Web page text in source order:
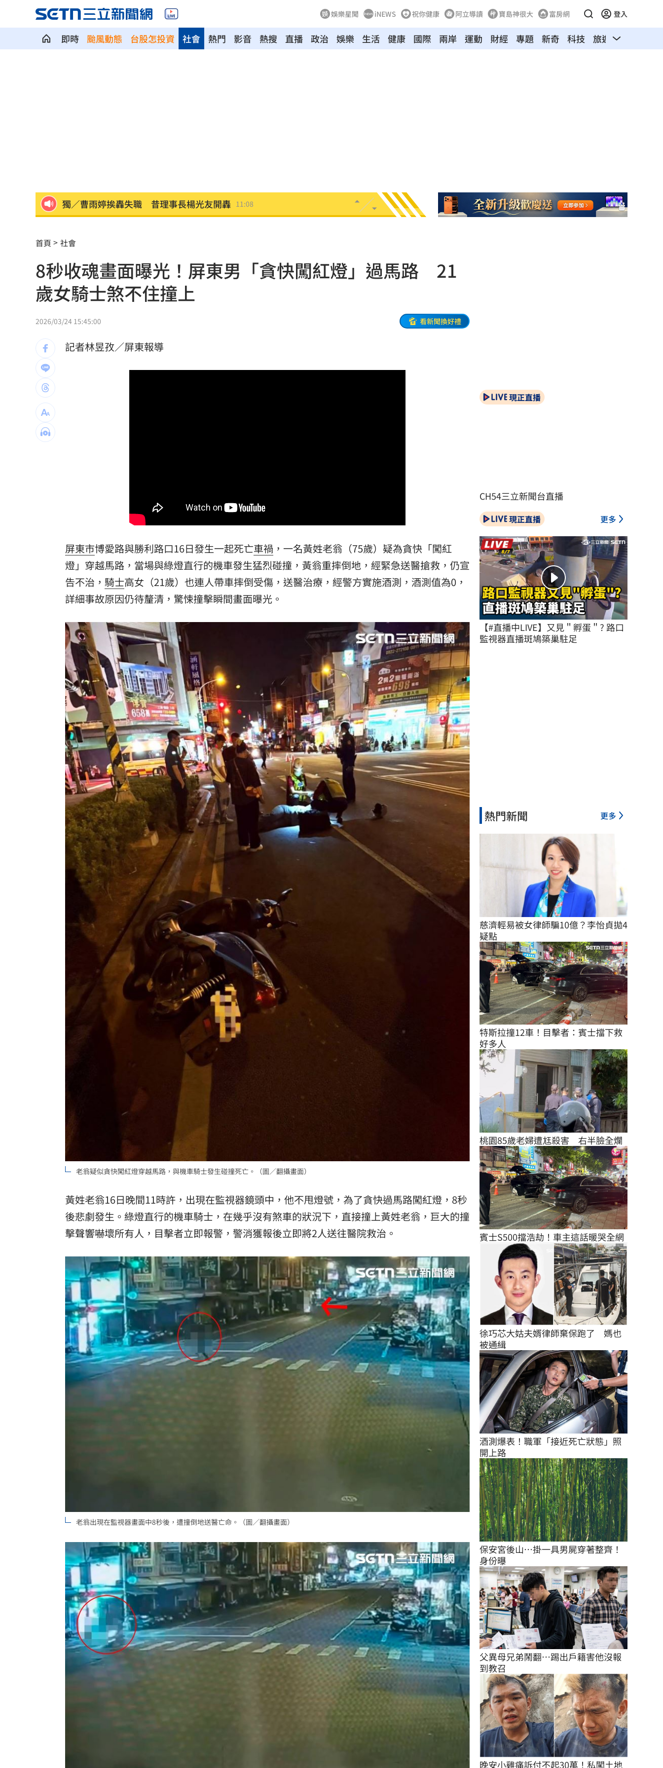
娛樂星聞 iNEWS 祝你健康 阿立導讀 寶島神很大 富房網 登入
即時 颱風動態 台股怎投資 熱門 影音 熱搜 直播 政治
社會 娛樂 生活 健康 國際 兩岸 運動 財經 專題 新奇 科技 旅遊 汽車
綠5戰將推父親節影音 他遭賴清德吐槽
快移車！新北高灘地「這時間」強制拖吊 11:18
獨／曹雨婷挨轟失職 昔理事長楊光友開轟 11:08
韓足協爆性招待外籍裁判！7場比賽5勝2和
本土女星遭經紀人侵犯 他反嗆：沒伸舌頭 11:05
他沒異狀卻動脈硬化！醫示警：8類人小心
全國首創「高溫微型保險」 台南7月試辦
明知疫苗採購難！沈伯洋嗆蔣萬安造謠
商場戰國來臨 台中「頂奢大道」逐漸成形
「拍片人的多重宇宙」職涯論壇9/12登場！ 10:30
8國球員齊聚高雄 Formosa 7s掀足球熱潮 10:00
理想混蛋號召粉絲跨海追星吃美食！ 18:15
首頁 社會
8秒收魂畫面曝光！屏東男「貪快闖紅燈」過馬路 21
歲女騎士煞不住撞上
2026/03/24 15:45:00 看新聞換好禮
記者林昱孜／屏東報導
屏東市博愛路與勝利路口16日發生一起死亡車禍 ，一名黃姓老翁（75歲）疑為貪快「闖紅
燈」穿越馬路，當場與綠燈直行的機車發生猛烈碰撞，黃翁重摔倒地，經緊急送醫搶救，仍宣
告不治， 騎士高女（21歲）也連人帶車摔倒受傷，送醫治療，經警方實施酒測，酒測值為0，
詳細事故原因仍待釐清，驚悚撞擊瞬間畫面曝光。
老翁疑似貪快闖紅燈穿越馬路，與機車騎士發生碰撞死亡。（圖／翻攝畫面）
黃姓老翁16日晚間11時許，出現在監視器鏡頭中，他不甩燈號，為了貪快過馬路闖紅燈，8秒
後悲劇發生。綠燈直行的機車騎士，在幾乎沒有煞車的狀況下，直接撞上黃姓老翁，巨大的撞
擊聲響嚇壞所有人，目擊者立即報警，警消獲報後立即將2人送往醫院救治。
老翁出現在監視器畫面中8秒後，遭撞倒地送醫亡命。（圖／翻攝畫面）
現正直播
CH54三立新聞台直播
現正直播 更多
【#直播中LIVE】又見＂孵蛋＂? 路口
監視器直播斑鳩築巢駐足
熱門新聞 更多
慈濟輕易被女律師騙10億？李怡貞拋4
疑點
特斯拉撞12車！目擊者：賓士擋下救
好多人
桃園85歲老婦遭尪殺害　右半臉全爛
賓士S500擋浩劫！車主這話暖哭全網
徐巧芯大姑夫婿律師棄保跑了　媽也
被通緝
酒測爆表！職軍「接近死亡狀態」照
開上路
保安宮後山…掛一具男屍穿著整齊！
身份曝
父異母兄弟鬧翻…踢出戶籍害他沒報
到教召
晚安小雞痛訴付不起30萬！私闖土地